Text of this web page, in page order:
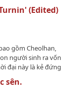
Tất cả nhân vật
giả Harukawa
Akutagawa
(Edited)
gồm Cheolhan,
người sinh ra vốn
đại này là kẻ đứng
mạnh đã khắc vào
điều kiện tha thứ
xe, tấp lề 🚗
sên.